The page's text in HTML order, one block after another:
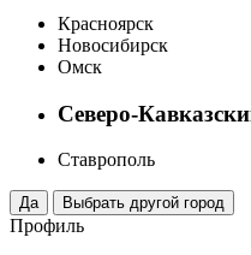
Красноярск
Новосибирск
Омск
Северо-
Ставрополь
Профиль